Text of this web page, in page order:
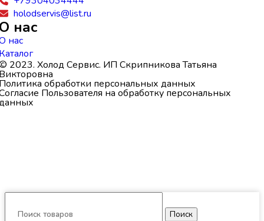
holodservis@list.ru
нас
нас
2023. Холод Сервис. ИП Скрипникова Татьяна
обработки персональных данных
Пользователя на обработку персональных
Поиск